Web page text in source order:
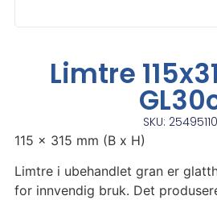
Limtre
SKU: 25495110
115 x 315 mm (B x H)
Limtre i ubehandlet gran er
for innvendig bruk. Det